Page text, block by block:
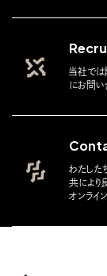
当社では
にお問い
わたした
共により
オンライ